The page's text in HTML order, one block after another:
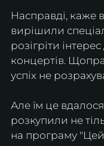
Насправді, каже
вирішили
розігріти
концертів.
успіх не
Але їм це
розкупили не
на програму